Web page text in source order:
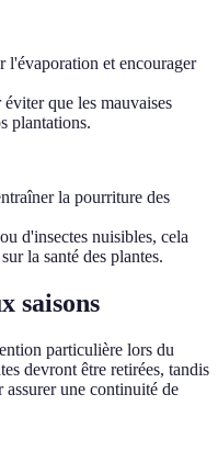
l'évaporation et encourager
éviter que les mauvaises
plantations.
la pourriture des
d'insectes nuisibles, cela
la santé des plantes.
saisons
particulière lors du
devront être retirées, tandis
assurer une continuité de